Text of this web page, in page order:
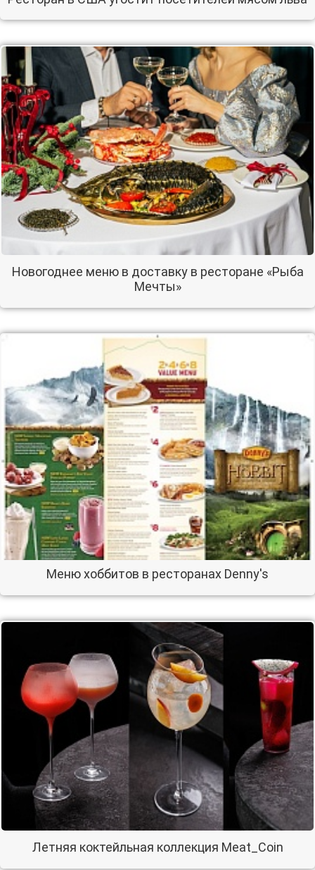
Новогоднее меню в доставку в ресторане «Рыба
Мечты»
Меню хоббитов в ресторанах Denny's
Летняя коктейльная коллекция Meat_Coin